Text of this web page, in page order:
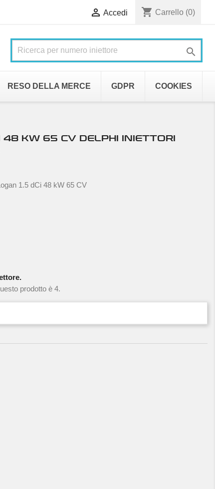
 Accedi shopping_cart Carrello (0)

RESO DELLA MERCE GDPR COOKIES
48 KW 65 CV DELPHI INIETTORI
1.5 dCi 48 kW 65 CV
prodotto è 4.